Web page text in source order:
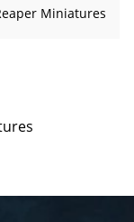
Miniatures